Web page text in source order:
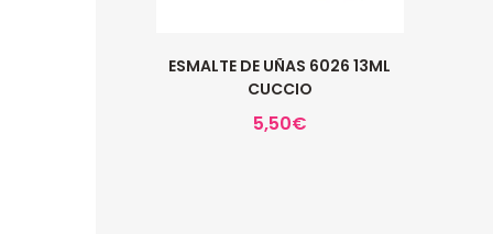
ESMALTE DE UÑAS 6026 13ML
CUCCIO
5,50€